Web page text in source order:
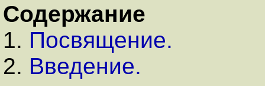
Содержание
1. Посвящение.
2. Введение.